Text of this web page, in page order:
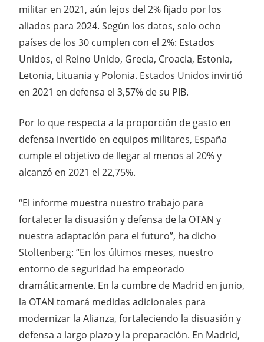
militar en 2021, aún lejos del 2% fijado por los
aliados para 2024. Según los datos, solo ocho
países de los 30 cumplen con el 2%: Estados
Unidos, el Reino Unido, Grecia, Croacia, Estonia,
Letonia, Lituania y Polonia. Estados Unidos invirtió
en 2021 en defensa el 3,57% de su PIB.
Por lo que respecta a la proporción de gasto en
defensa invertido en equipos militares, España
cumple el objetivo de llegar al menos al 20% y
alcanzó en 2021 el 22,75%.
“El informe muestra nuestro trabajo para
fortalecer la disuasión y defensa de la OTAN y
nuestra adaptación para el futuro”, ha dicho
Stoltenberg: “En los últimos meses, nuestro
entorno de seguridad ha empeorado
dramáticamente. En la cumbre de Madrid en junio,
la OTAN tomará medidas adicionales para
modernizar la Alianza, fortaleciendo la disuasión y
defensa a largo plazo y la preparación. En Madrid,